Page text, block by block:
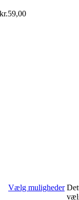
kr.59,00
Vælg muligheder